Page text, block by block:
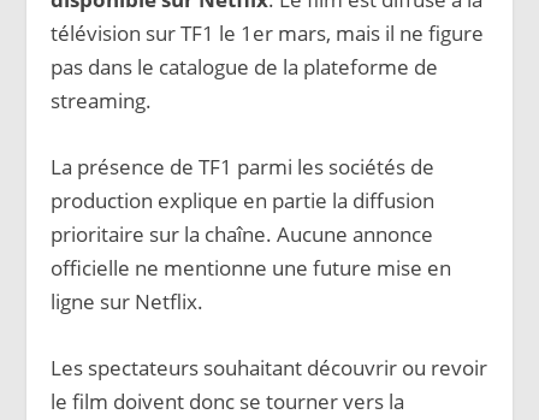
télévision sur TF1 le 1er mars, mais il ne figure
pas dans le catalogue de la plateforme de
streaming.
La présence de TF1 parmi les sociétés de
production explique en partie la diffusion
prioritaire sur la chaîne. Aucune annonce
officielle ne mentionne une future mise en
ligne sur Netflix.
Les spectateurs souhaitant découvrir ou revoir
le film doivent donc se tourner vers la